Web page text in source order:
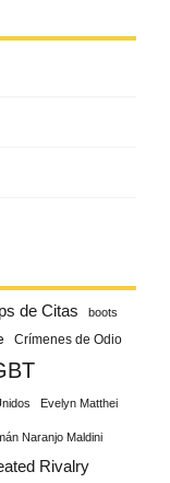
de Citas boots
Crímenes de Odio
Evelyn Matthei
Naranjo Maldini
Rivalry